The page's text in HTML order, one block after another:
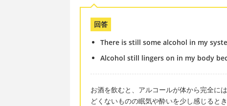
回答
There is still some alcohol in my
Alcohol still lingers on in my body
お酒を飲むと、アルコールが体から完全に
どくないものの眠気や酔いを少し感じると